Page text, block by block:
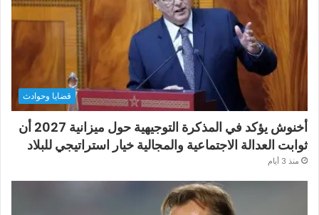
قضايا وحوادث
أخنوش يؤكد في المذكرة التوجيهية حول ميزانية 2027 أن
ثوابت العدالة الاجتماعية والمجالية خيار استراتيجي للبلاد
منذ 3 أيام